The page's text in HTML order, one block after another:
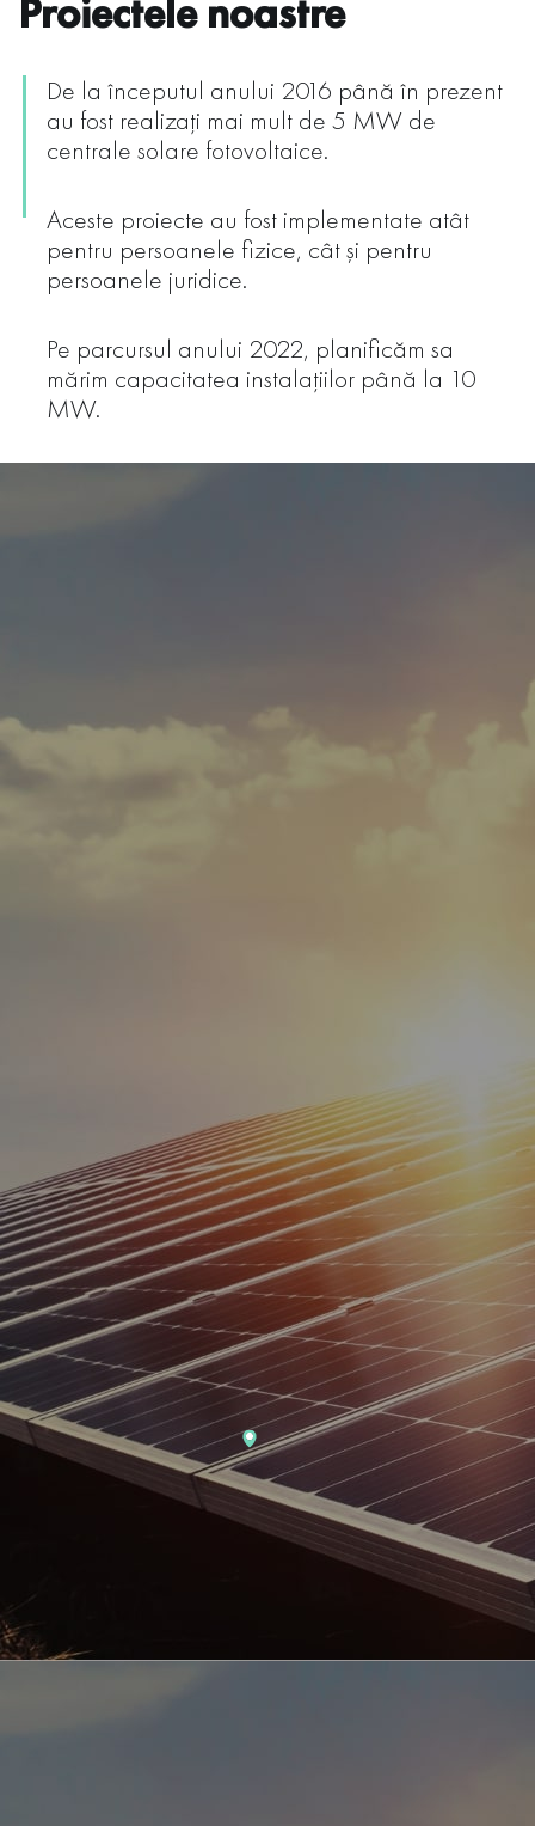
Proiectele noastre
De la începutul anului 2016 până în prezent
au fost realizați mai mult de 5 MW de
centrale solare fotovoltaice.
Aceste proiecte au fost implementate atât
pentru persoanele fizice, cât și pentru
persoanele juridice.
Pe parcursul anului 2022, planificăm sa
mărim capacitatea instalațiilor până la 10
MW.